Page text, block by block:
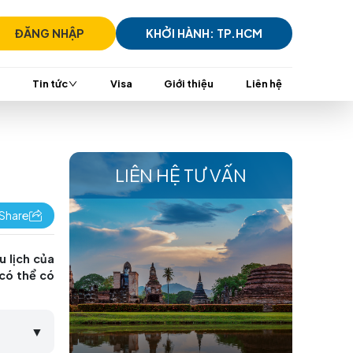
7939 ĐĂNG NHẬP
TransViet Mall Tin tức Visa Giới
Share
văn hóa và du lịch của
độc đáo bạn có thể có
LIÊN HỆ